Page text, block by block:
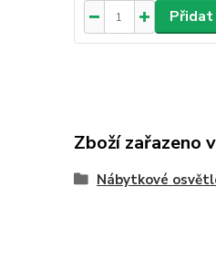
Přidat
Zboží zařazeno
Nábytkové